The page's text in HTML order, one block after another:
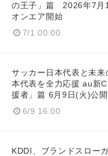
の王子」篇 2026年7月
オンエア開始
7/1 00:00
サッカー日本代表と未来
本代表を全力応援 au新
援者」篇 6月9日(火)公開
6/9 16:00
KDDI、ブランドスロー